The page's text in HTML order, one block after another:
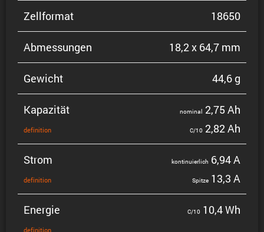
Zellformat 18650
Abmes­sungen 18,2 x 64,7 mm
Gewicht 44,6 g
Kapazität
defini­tion
nominal 2,75 Ah
C/10 2,82 Ah
Strom
defini­tion
konti­nu­ier­lich 6,94 A
Spitze 13,3 A
Energie
defini­tion
C/10 10,4 Wh